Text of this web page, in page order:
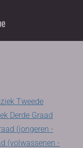
Tweede
Derde Graad
(jongeren -
(volwassenen -